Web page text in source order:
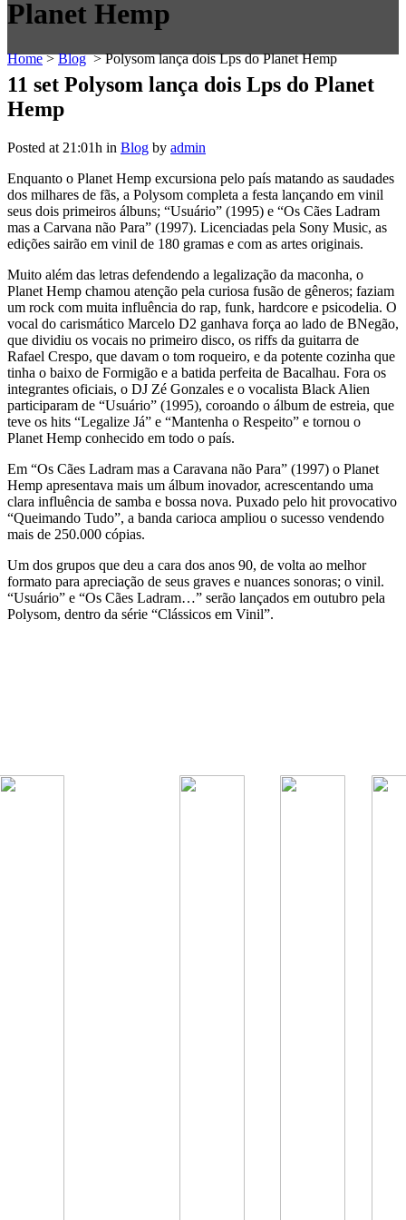
Planet Hemp
Home>Blog >Polysom lança dois Lps do Planet Hemp
11 set Polysom lança dois Lps do Planet
Hemp
Posted at 21:01h in Blog by admin
Enquanto o Planet Hemp excursiona pelo país matando as saudades
dos milhares de fãs, a Polysom completa a festa lançando em vinil
seus dois primeiros álbuns; “Usuário” (1995) e “Os Cães Ladram
mas a Carvana não Para” (1997). Licenciadas pela Sony Music, as
edições sairão em vinil de 180 gramas e com as artes originais.
Muito além das letras defendendo a legalização da maconha, o
Planet Hemp chamou atenção pela curiosa fusão de gêneros; faziam
um rock com muita influência do rap, funk, hardcore e psicodelia. O
vocal do carismático Marcelo D2 ganhava força ao lado de BNegão,
que dividiu os vocais no primeiro disco, os riffs da guitarra de
Rafael Crespo, que davam o tom roqueiro, e da potente cozinha que
tinha o baixo de Formigão e a batida perfeita de Bacalhau. Fora os
integrantes oficiais, o DJ Zé Gonzales e o vocalista Black Alien
participaram de “Usuário” (1995), coroando o álbum de estreia, que
teve os hits “Legalize Já” e “Mantenha o Respeito” e tornou o
Planet Hemp conhecido em todo o país.
Em “Os Cães Ladram mas a Caravana não Para” (1997) o Planet
Hemp apresentava mais um álbum inovador, acrescentando uma
clara influência de samba e bossa nova. Puxado pelo hit provocativo
“Queimando Tudo”, a banda carioca ampliou o sucesso vendendo
mais de 250.000 cópias.
Um dos grupos que deu a cara dos anos 90, de volta ao melhor
formato para apreciação de seus graves e nuances sonoras; o vinil.
“Usuário” e “Os Cães Ladram…” serão lançados em outubro pela
Polysom, dentro da série “Clássicos em Vinil”.